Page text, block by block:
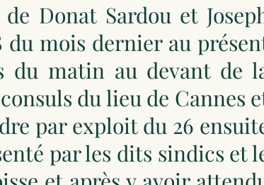
Donat Sardou et
du mois dernier au
du matin au devant de
du lieu de Cannes
par exploit du 26
par les dits sindics et